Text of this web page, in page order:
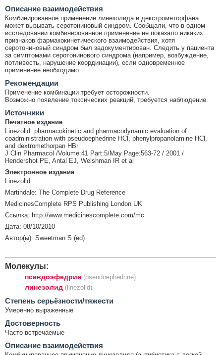
Описание взаимодействия
Комбинированное применение линезолида и декстрометорфана
может вызывать серотониновый синдром. Сообщали, что в одном
исследовании комбинированное применение не показало никаких
признаков фармакокинетического взаимодействия, хотя
серотониновый синдром был задокументирован. Следить у пациента
за симптомами серотонинового синдрома (например, возбуждение,
потливость, нарушение координации), если одновременное
применение необходимо.
Рекомендации
Применение комбинации требует осторожности.
Возможно появление токсических реакций, требуется наблюдение.
Источники
Печатное издание
Linezolid: pharmacokinetic and pharmacodynamic evaluation of
coadministration with pseudoephedrine HCl, phenylpropanolamine HCl,
and dextromethorpan HBr
J Clin Pharmacol /Volume:41 Part:5/May Page:563-72 / 2001 /
Hendershot PE, Antal EJ, Welshman IR et al
Электронное издание
Linezolid
Martindale: The Complete Drug Reference
MedicinesComplete RPS Publishing London UK
Ссылка: http://www.medicinescomplete.com/mc
Дата: 08/10/2010
Автор(ы): Sweetman S (ed)
Молекулы:
псевдоэфедрин (pseudoephedrine)
линезолид (linezolid)
Cтепень серьёзности/тяжести
Умеренно выраженные
Достоверность
Часто встречаемые
Описание взаимодействия